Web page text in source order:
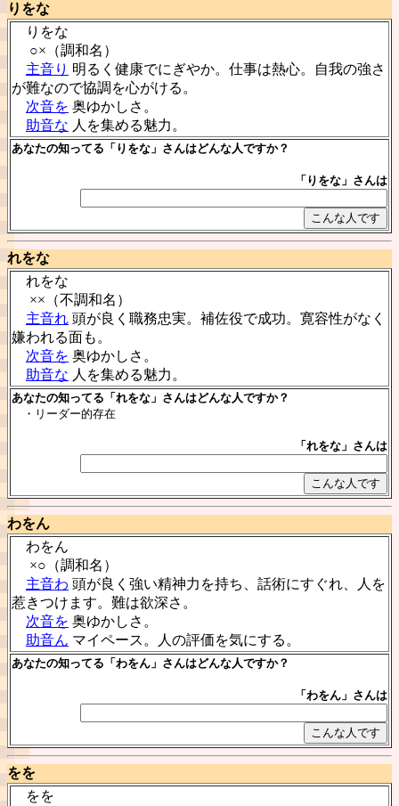
りをな
りをな
○×（調和名）
主音り 明るく健康でにぎやか。仕事は熱心。自我の強さ
が難なので協調を心がける。
次音を 奥ゆかしさ。
助音な 人を集める魅力。
あなたの知ってる「りをな」さんはどんな人ですか？
「りをな」さんは
れをな
れをな
××（不調和名）
主音れ 頭が良く職務忠実。補佐役で成功。寛容性がなく
嫌われる面も。
次音を 奥ゆかしさ。
助音な 人を集める魅力。
あなたの知ってる「れをな」さんはどんな人ですか？
・リーダー的存在
「れをな」さんは
わをん
わをん
×○（調和名）
主音わ 頭が良く強い精神力を持ち、話術にすぐれ、人を
惹きつけます。難は欲深さ。
次音を 奥ゆかしさ。
助音ん マイペース。人の評価を気にする。
あなたの知ってる「わをん」さんはどんな人ですか？
「わをん」さんは
をを
をを